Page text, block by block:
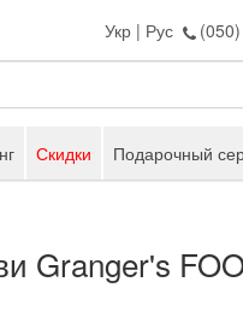
Укр | Рус
Скидки Подарочный
Granger's